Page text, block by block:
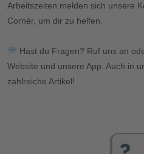
Arbeitszeiten melden sich unsere
Cornèr, um dir zu helfen.
Hast du Fragen? Ruf uns an
Website und unsere App. Auch in
zahlreiche Artikel!